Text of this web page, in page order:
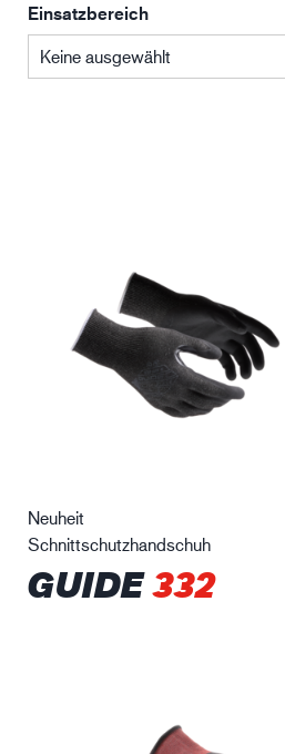
Baugewerbe
Einsatzbereich
Keine ausgewählt
Neuheit
Schnittschutzhandschuh
GUIDE332